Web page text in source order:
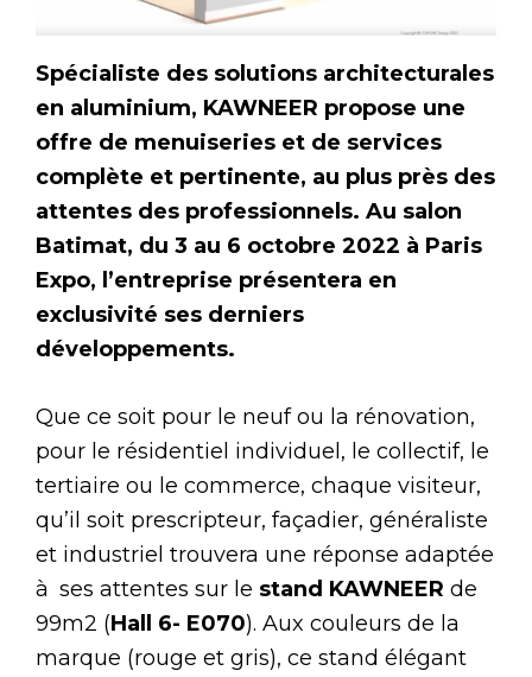
Spécialiste des solutions architecturales
en aluminium, KAWNEER propose une
offre de menuiseries et de services
complète et pertinente, au plus près des
attentes des professionnels. Au salon
Batimat, du 3 au 6 octobre 2022 à Paris
Expo, l’entreprise présentera en
exclusivité ses derniers
développements.
Que ce soit pour le neuf ou la rénovation,
pour le résidentiel individuel, le collectif, le
tertiaire ou le commerce, chaque visiteur,
qu’il soit prescripteur, façadier, généraliste
et industriel trouvera une réponse adaptée
à ses attentes sur le stand KAWNEER de
99m2 (Hall 6- E070). Aux couleurs de la
marque (rouge et gris), ce stand élégant